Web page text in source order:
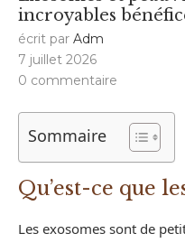
incroyables
écrit par Adm
7 juillet 2026
0 commentaire
Sommaire
Qu’est-ce que
Les exosomes sont de